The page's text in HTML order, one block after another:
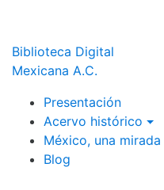
Biblioteca Digital
Mexicana A.C.
Presentación
Acervo histórico
México, una mirada
Blog